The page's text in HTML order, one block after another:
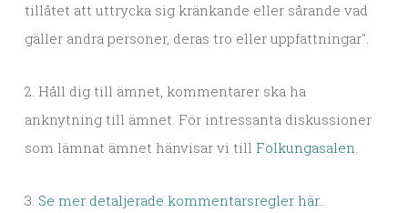
tillåtet att uttrycka sig kränkande eller sårande vad
gäller andra personer, deras tro eller uppfattningar".
2. Håll dig till ämnet, kommentarer ska ha
anknytning till ämnet. För intressanta diskussioner
som lämnat ämnet hänvisar vi till Folkungasalen.
3. Se mer detaljerade kommentarsregler här..